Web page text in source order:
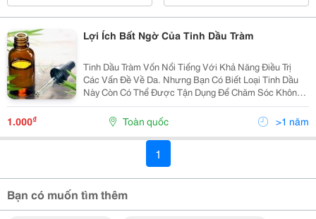
Lợi Ích Bất Ngờ Của Tinh Dầu Tràm
Tinh Dầu Tràm Vốn Nổi Tiếng Với Khả Năng Điều Trị
Các Vấn Đề Về Da. Nhưng Bạn Có Biết Loại Tinh Dầu
Này Còn Có Thể Được Tận Dụng Để Chăm Sóc Không
Gian Sống Quanh Bạn? Cùng Az Clear Tìm Hiểu Các Lợi
Ích Của Tinh Dầu Tràm Trong Chăm Sóc Nhà Cửa Qua...
1.000₫ Toàn quốc >1 năm
1
Bạn có muốn tìm thêm